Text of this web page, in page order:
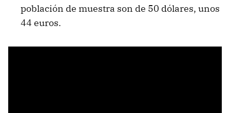
población de muestra son de 50 dólares, unos
44 euros.